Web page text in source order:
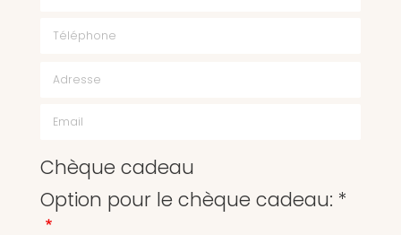
Chèque cadeau
Option pour le chèque cadeau: *